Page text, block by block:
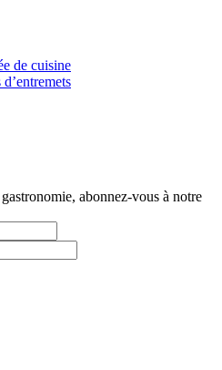
Telegram
de cuisine
d’entremets
abonnez-vous à notre